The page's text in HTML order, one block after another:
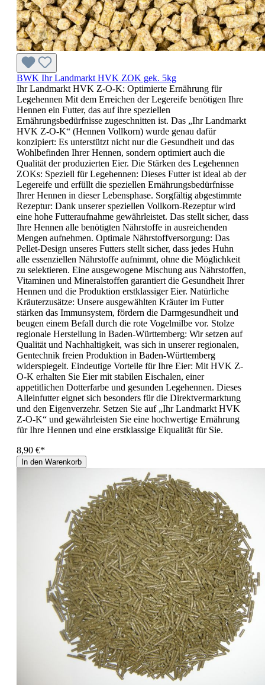
BWK Ihr Landmarkt HVK ZOK gek. 5kg
Ihr Landmarkt HVK Z-O-K: Optimierte Ernährung für
Legehennen Mit dem Erreichen der Legereife benötigen Ihre
Hennen ein Futter, das auf ihre speziellen
Ernährungsbedürfnisse zugeschnitten ist. Das „Ihr Landmarkt
HVK Z-O-K“ (Hennen Vollkorn) wurde genau dafür
konzipiert: Es unterstützt nicht nur die Gesundheit und das
Wohlbefinden Ihrer Hennen, sondern optimiert auch die
Qualität der produzierten Eier. Die Stärken des Legehennen
ZOKs: Speziell für Legehennen: Dieses Futter ist ideal ab der
Legereife und erfüllt die speziellen Ernährungsbedürfnisse
Ihrer Hennen in dieser Lebensphase. Sorgfältig abgestimmte
Rezeptur: Dank unserer speziellen Vollkorn-Rezeptur wird
eine hohe Futteraufnahme gewährleistet. Das stellt sicher, dass
Ihre Hennen alle benötigten Nährstoffe in ausreichenden
Mengen aufnehmen. Optimale Nährstoffversorgung: Das
Pellet-Design unseres Futters stellt sicher, dass jedes Huhn
alle essenziellen Nährstoffe aufnimmt, ohne die Möglichkeit
zu selektieren. Eine ausgewogene Mischung aus Nährstoffen,
Vitaminen und Mineralstoffen garantiert die Gesundheit Ihrer
Hennen und die Produktion erstklassiger Eier. Natürliche
Kräuterzusätze: Unsere ausgewählten Kräuter im Futter
stärken das Immunsystem, fördern die Darmgesundheit und
beugen einem Befall durch die rote Vogelmilbe vor. Stolze
regionale Herstellung in Baden-Württemberg: Wir setzen auf
Qualität und Nachhaltigkeit, was sich in unserer regionalen,
Gentechnik freien Produktion in Baden-Württemberg
widerspiegelt. Eindeutige Vorteile für Ihre Eier: Mit HVK Z-
O-K erhalten Sie Eier mit stabilen Eischalen, einer
appetitlichen Dotterfarbe und gesunden Legehennen. Dieses
Alleinfutter eignet sich besonders für die Direktvermarktung
und den Eigenverzehr. Setzen Sie auf „Ihr Landmarkt HVK
Z-O-K“ und gewährleisten Sie eine hochwertige Ernährung
für Ihre Hennen und eine erstklassige Eiqualität für Sie.
8,90 €*
In den Warenkorb